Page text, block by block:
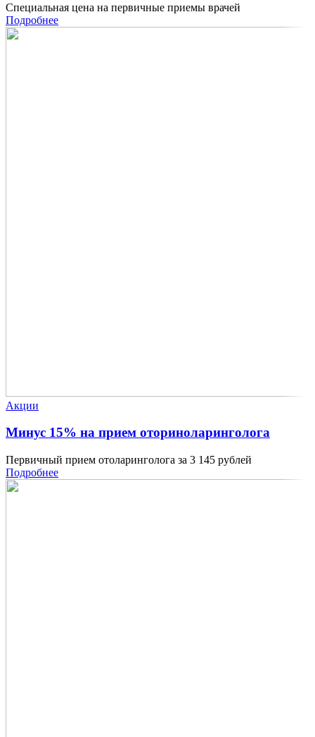
Специальная цена на первичные приемы врачей
Подробнее
Акции
Минус 15% на прием оториноларинголога
Первичный прием отоларинголога за 3 145 рублей
Подробнее